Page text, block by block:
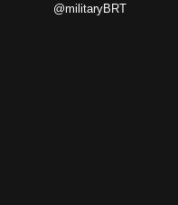
@militaryBRT